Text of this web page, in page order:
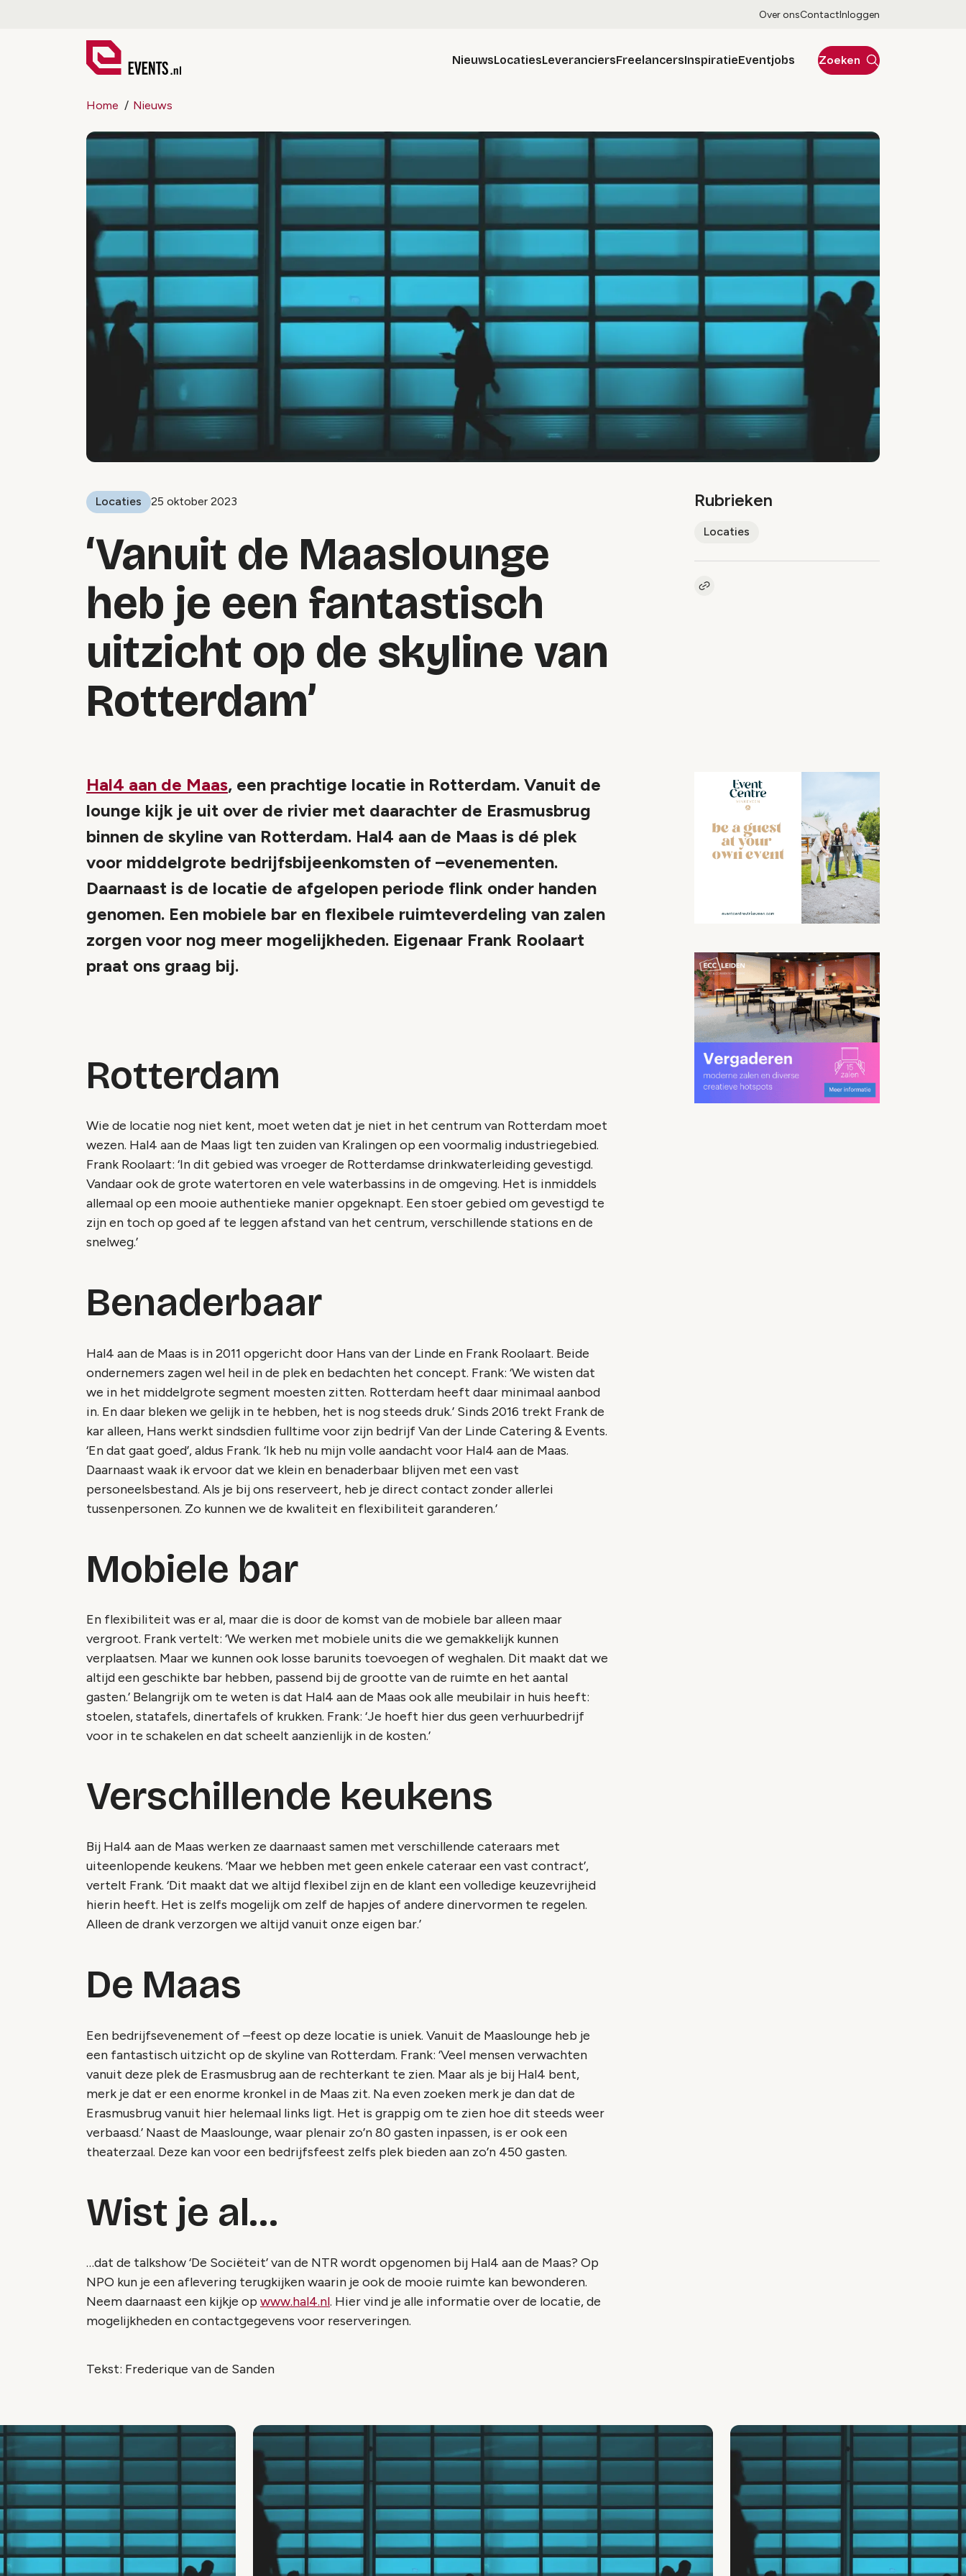
Over onsContactInloggen
NieuwsLocatiesLeveranciersFreelancersInspiratieEventjobs Zoeken
Home Nieuws
Locaties 25 oktober 2023
‘Vanuit de Maaslounge
heb je een fantastisch
uitzicht op de skyline van
Rotterdam’
Rubrieken
Locaties
Kopieer link naar artikel
Hal4 aan de Maas, een prachtige locatie in Rotterdam. Vanuit de
lounge kijk je uit over de rivier met daarachter de Erasmusbrug
binnen de skyline van Rotterdam. Hal4 aan de Maas is dé plek
voor middelgrote bedrijfsbijeenkomsten of –evenementen.
Daarnaast is de locatie de afgelopen periode flink onder handen
genomen. Een mobiele bar en flexibele ruimteverdeling van zalen
zorgen voor nog meer mogelijkheden. Eigenaar Frank Roolaart
praat ons graag bij.
Rotterdam
Wie de locatie nog niet kent, moet weten dat je niet in het centrum van Rotterdam moet
wezen. Hal4 aan de Maas ligt ten zuiden van Kralingen op een voormalig industriegebied.
Frank Roolaart: ‘In dit gebied was vroeger de Rotterdamse drinkwaterleiding gevestigd.
Vandaar ook de grote watertoren en vele waterbassins in de omgeving. Het is inmiddels
allemaal op een mooie authentieke manier opgeknapt. Een stoer gebied om gevestigd te
zijn en toch op goed af te leggen afstand van het centrum, verschillende stations en de
snelweg.’
Benaderbaar
Hal4 aan de Maas is in 2011 opgericht door Hans van der Linde en Frank Roolaart. Beide
ondernemers zagen wel heil in de plek en bedachten het concept. Frank: ‘We wisten dat
we in het middelgrote segment moesten zitten. Rotterdam heeft daar minimaal aanbod
in. En daar bleken we gelijk in te hebben, het is nog steeds druk.’ Sinds 2016 trekt Frank de
kar alleen, Hans werkt sindsdien fulltime voor zijn bedrijf Van der Linde Catering & Events.
‘En dat gaat goed’, aldus Frank. ‘Ik heb nu mijn volle aandacht voor Hal4 aan de Maas.
Daarnaast waak ik ervoor dat we klein en benaderbaar blijven met een vast
personeelsbestand. Als je bij ons reserveert, heb je direct contact zonder allerlei
tussenpersonen. Zo kunnen we de kwaliteit en flexibiliteit garanderen.’
Mobiele bar
En flexibiliteit was er al, maar die is door de komst van de mobiele bar alleen maar
vergroot. Frank vertelt: ‘We werken met mobiele units die we gemakkelijk kunnen
verplaatsen. Maar we kunnen ook losse barunits toevoegen of weghalen. Dit maakt dat we
altijd een geschikte bar hebben, passend bij de grootte van de ruimte en het aantal
gasten.’ Belangrijk om te weten is dat Hal4 aan de Maas ook alle meubilair in huis heeft:
stoelen, statafels, dinertafels of krukken. Frank: ‘Je hoeft hier dus geen verhuurbedrijf
voor in te schakelen en dat scheelt aanzienlijk in de kosten.’
Verschillende keukens
Bij Hal4 aan de Maas werken ze daarnaast samen met verschillende cateraars met
uiteenlopende keukens. ‘Maar we hebben met geen enkele cateraar een vast contract’,
vertelt Frank. ‘Dit maakt dat we altijd flexibel zijn en de klant een volledige keuzevrijheid
hierin heeft. Het is zelfs mogelijk om zelf de hapjes of andere dinervormen te regelen.
Alleen de drank verzorgen we altijd vanuit onze eigen bar.’
De Maas
Een bedrijfsevenement of –feest op deze locatie is uniek. Vanuit de Maaslounge heb je
een fantastisch uitzicht op de skyline van Rotterdam. Frank: ‘Veel mensen verwachten
vanuit deze plek de Erasmusbrug aan de rechterkant te zien. Maar als je bij Hal4 bent,
merk je dat er een enorme kronkel in de Maas zit. Na even zoeken merk je dan dat de
Erasmusbrug vanuit hier helemaal links ligt. Het is grappig om te zien hoe dit steeds weer
verbaasd.’ Naast de Maaslounge, waar plenair zo’n 80 gasten inpassen, is er ook een
theaterzaal. Deze kan voor een bedrijfsfeest zelfs plek bieden aan zo’n 450 gasten.
Wist je al…
…dat de talkshow ‘De Sociëteit’ van de NTR wordt opgenomen bij Hal4 aan de Maas? Op
NPO kun je een aflevering terugkijken waarin je ook de mooie ruimte kan bewonderen.
Neem daarnaast een kijkje op www.hal4.nl. Hier vind je alle informatie over de locatie, de
mogelijkheden en contactgegevens voor reserveringen.
Tekst: Frederique van de Sanden